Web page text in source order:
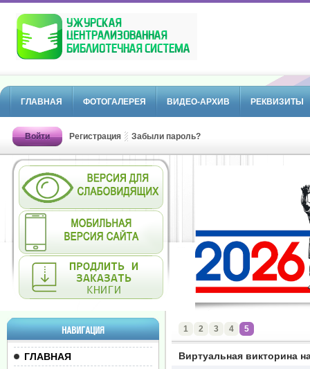
ГЛАВНАЯ ФОТОГАЛЕРЕЯ ВИДЕО-АРХИВ РЕКВИЗИТЫ
Войти Регистрация Забыли пароль?
НАВИГАЦИЯ
ГЛАВНАЯ
1 2 3 4 5
Виртуальная викторина